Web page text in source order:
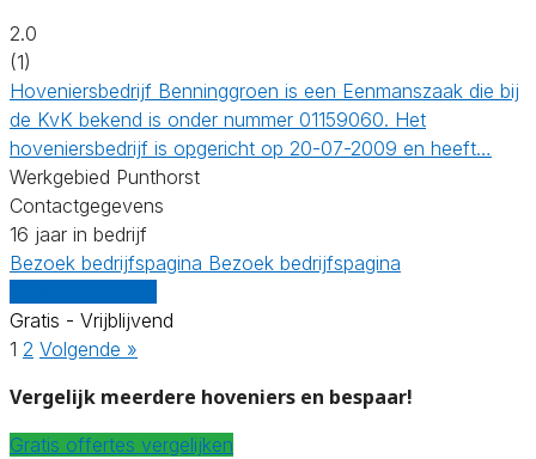
2.0
(1)
Hoveniersbedrijf Benninggroen is een Eenmanszaak die bij
de KvK bekend is onder nummer 01159060. Het
hoveniersbedrijf is opgericht op 20-07-2009 en heeft…
Werkgebied Punthorst
Contactgegevens
16 jaar in bedrijf
Bezoek bedrijfspagina Bezoek bedrijfspagina
Gratis - Vrijblijvend
1 2 Volgende »
Vergelijk meerdere hoveniers en bespaar!
Gratis offertes vergelijken